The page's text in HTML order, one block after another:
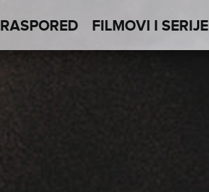
RASPORED FILMOVI I SERIJE